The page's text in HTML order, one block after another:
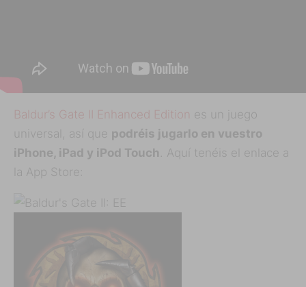
Baldur’s Gate II Enhanced Edition es un juego
universal, así que podréis jugarlo en vuestro
iPhone, iPad y iPod Touch . Aquí tenéis el enlace a
la App Store: